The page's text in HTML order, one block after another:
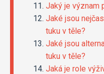
Jaký je význam
Jaké jsou
tuku v těle?
Jaké jsou
tuku v těle?
Jaká je role